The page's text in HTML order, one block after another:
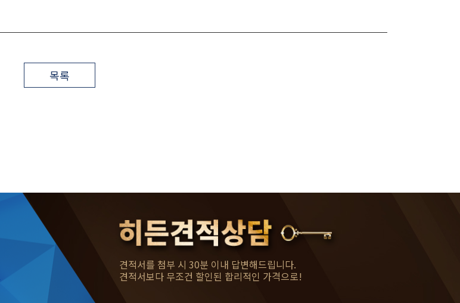
목록
견적서를 첨부 시 30분 이내 답변해드립니다.
견적서보다 무조건 할인된 합리적인 가격으로!